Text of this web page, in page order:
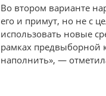
Во втором варианте
его и примут, но не с
использовать новые
рамках предвыборной
наполнить», —